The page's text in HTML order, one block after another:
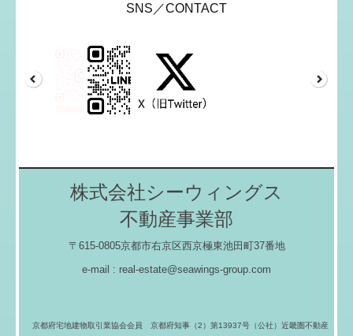
SNS／CONTACT
株式会社シーウィングス
不動産事業部
〒615-0805京都市右京区西京極東池田町37番地
e-mail : real-estate@seawings-group.com
京都府宅地建物取引業協会会員 京都府知事（2）第13937号 （公社）近畿圏不動産